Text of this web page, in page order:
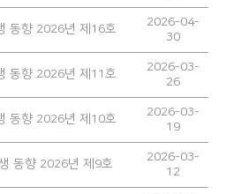
동향 2026년 제16호
2026-04-
30
동향 2026년 제11호
2026-03-
26
동향 2026년 제10호
2026-03-
19
동향 2026년 제9호
2026-03-
12